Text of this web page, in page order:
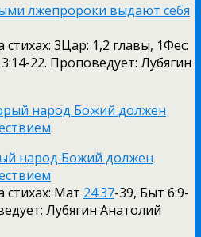
лжепророки выдают себя
3Цар: 1,2 главы, 1Фес:
22. Проповедует: Лубягин
народ Божий должен
стихах: Мат 24:37-39, Быт 6:9-
Лубягин Анатолий